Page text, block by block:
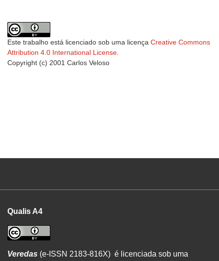
Este trabalho está licenciado sob uma licença Creative Commons
Attribution 4.0 International License.
Copyright (c) 2001 Carlos Veloso
Qualis A4
Veredas (e-ISSN 2183-816X) é licenciada sob uma